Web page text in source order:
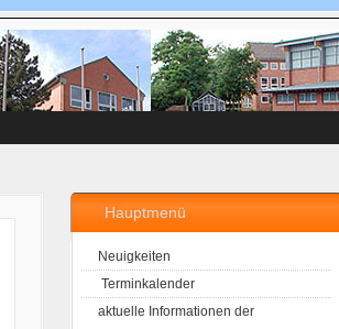
Hauptmenü
Neuigkeiten
Terminkalender
aktuelle Informationen der